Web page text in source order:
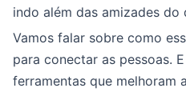
indo além das amizades do
Vamos falar sobre como
para conectar as pessoas.
ferramentas que melhoram